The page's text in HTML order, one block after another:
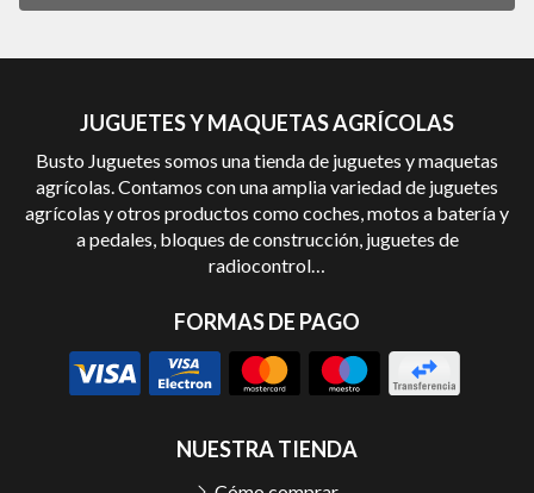
JUGUETES Y MAQUETAS AGRÍCOLAS
Busto Juguetes somos una tienda de juguetes y maquetas
agrícolas. Contamos con una amplia variedad de juguetes
agrícolas y otros productos como coches, motos a batería y
a pedales, bloques de construcción, juguetes de
radiocontrol…
FORMAS DE PAGO
NUESTRA TIENDA